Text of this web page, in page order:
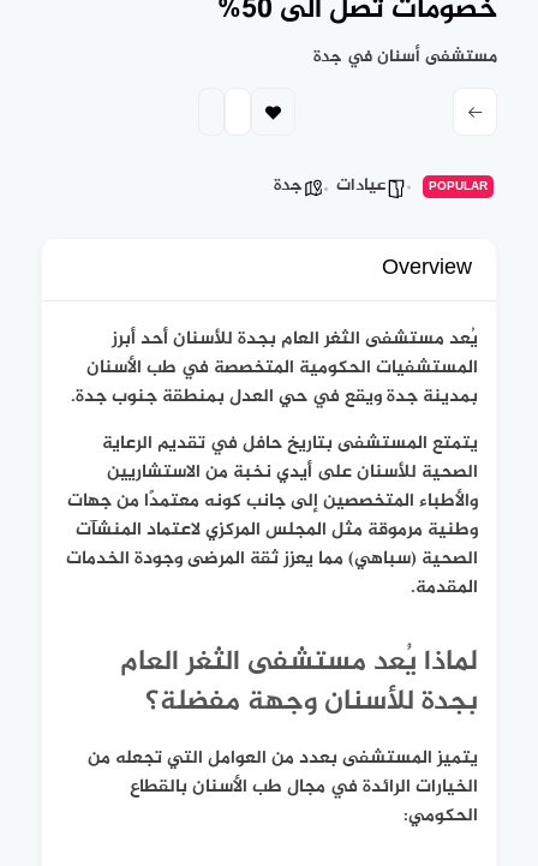
خصومات تصل الى 50%
مستشفى أسنان في جدة
POPULAR عيادات جدة
Overview
يُعد مستشفى الثغر العام بجدة للأسنان أحد أبرز
المستشفيات الحكومية المتخصصة في طب الأسنان
بمدينة جدة ويقع في حي العدل بمنطقة جنوب جدة.
يتمتع المستشفى بتاريخ حافل في تقديم الرعاية
الصحية للأسنان على أيدي نخبة من الاستشاريين
والأطباء المتخصصين إلى جانب كونه معتمدًا من جهات
وطنية مرموقة مثل المجلس المركزي لاعتماد المنشآت
الصحية (سباهي) مما يعزز ثقة المرضى وجودة الخدمات
المقدمة.
لماذا يُعد مستشفى الثغر العام
بجدة للأسنان وجهة مفضلة؟
يتميز المستشفى بعدد من العوامل التي تجعله من
الخيارات الرائدة في مجال طب الأسنان بالقطاع
الحكومي: